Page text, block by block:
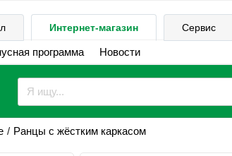
Интернет-магазин Сервис
программа Новости
Ранцы с жёстким каркасом